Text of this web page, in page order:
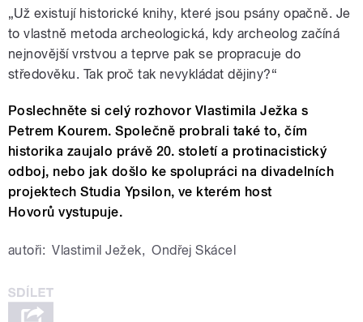
„Už existují historické knihy, které jsou psány opačně. Je
to vlastně metoda archeologická, kdy archeolog začíná
nejnovější vrstvou a teprve pak se propracuje do
středověku. Tak proč tak nevykládat dějiny?“
Poslechněte si celý rozhovor Vlastimila Ježka s
Petrem Kourem. Společně probrali také to, čím
historika zaujalo právě 20. století a protinacistický
odboj, nebo jak došlo ke spolupráci na divadelních
projektech Studia Ypsilon, ve kterém host
Hovorů vystupuje.
autoři: Vlastimil Ježek, Ondřej Skácel